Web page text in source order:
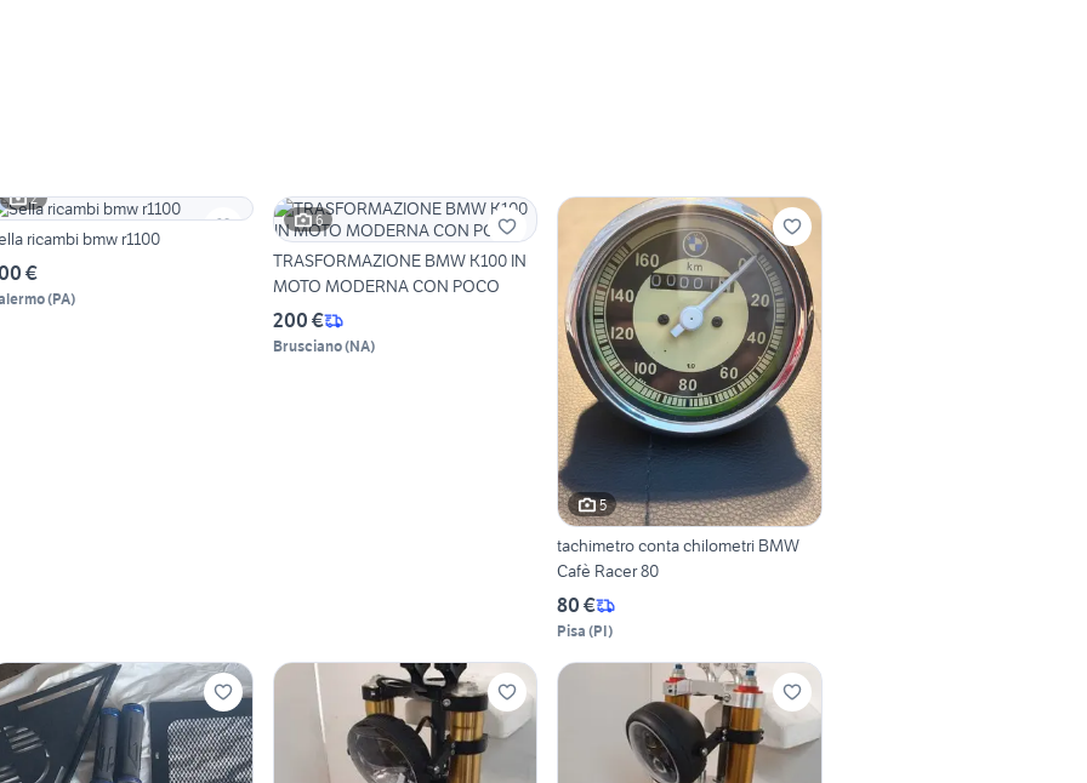
2
ricambi bmw r1100
€
(PA)
6
TRASFORMAZIONE BMW K100 IN
MOTO MODERNA CON POCO
200 €
Brusciano(NA)
5
tachimetro conta chilometri BMW
Cafè Racer 80
80 €
Pisa (PI)